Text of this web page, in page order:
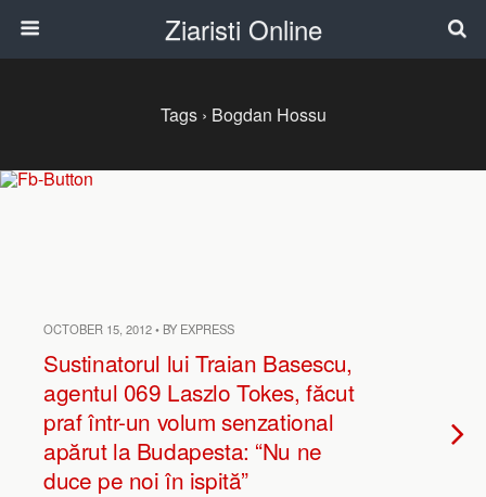
Ziaristi Online
Tags › Bogdan Hossu
OCTOBER 15, 2012 • BY EXPRESS
Sustinatorul lui Traian Basescu,
agentul 069 Laszlo Tokes, făcut
praf într-un volum senzational
apărut la Budapesta: “Nu ne
duce pe noi în ispită”